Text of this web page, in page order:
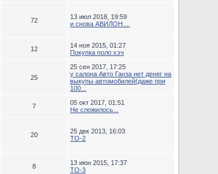
72
13 июл 2018, 19:59
и снова АВИЛОН....
12
14 ноя 2015, 01:27
Покупка поло хэч
25
25 сен 2017, 17:25
у салона Авто Ганза нет денег на
выкупы автомобилей(даже при
100...
7
05 окт 2017, 01:51
Не сложилось...
20
25 дек 2013, 16:03
ТО-2
8
13 июн 2015, 17:37
ТО-3